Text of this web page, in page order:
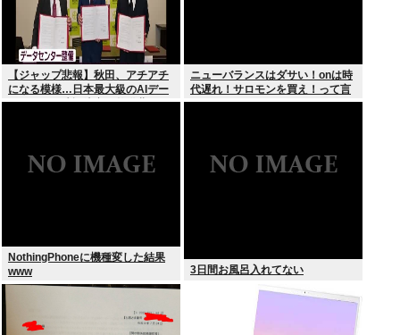
【ジャップ悲報】秋田、アチアチ
になる模様…日本最大級のAIデー
タセンター建設決定！整備費は2
ニューバランスはダサい！onは時
代遅れ！サロモンを買え！って言
われたから買ったんやが
NothingPhoneに機種変した結果
www
3日間お風呂入れてない